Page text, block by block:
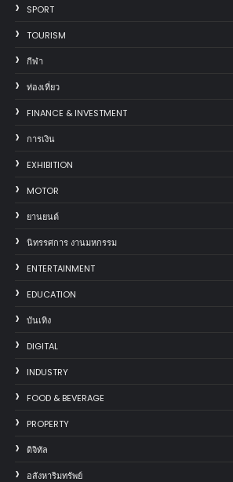
SPORT
TOURISM
กีฬา
ท่องเที่ยว
FINANCE & INVESTMENT
การเงิน
EXHIBITION
MOTOR
‎ยานยนต์‎
นิทรรศการ งานมหกรรม
ENTERTAINMENT
EDUCATION
บันเทิง
DIGITAL
INDUSTRY
FOOD & BEVERAGE
PROPERTY
ดิจิทัล
อสังหาริมทรัพย์